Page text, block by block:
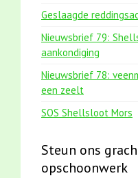
Geslaagde
Nieuwsbrief 79:
aankondiging
Nieuwsbrief 78:
een zeelt
SOS Shellsloot Mors
Steun ons
opschoonwerk